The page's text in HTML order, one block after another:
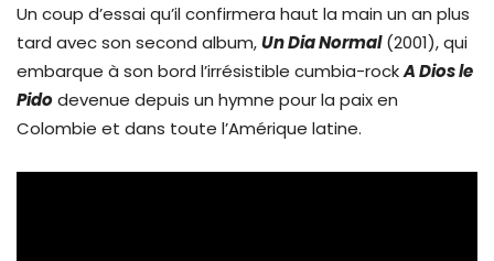
Un coup d’essai qu’il confirmera haut la main un an plus
tard avec son second album,Un Dia Normal(2001), qui
embarque à son bord l’irrésistible cumbia-rockA Dios le
Pidodevenue depuis un hymne pour la paix en
Colombie et dans toute l’Amérique latine.